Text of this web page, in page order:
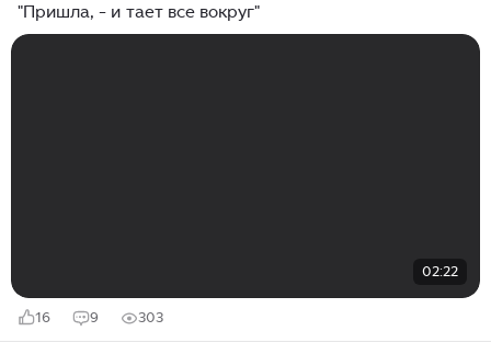
"Пришла, - и тает все вокруг"
02:22
16 9 303